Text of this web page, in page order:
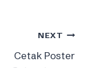
NEXT
Cetak Poster